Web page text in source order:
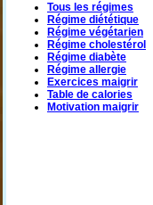
Tous les régimes
Régime diététique
Régime végétarien
Régime cholestérol
Régime diabète
Régime allergie
Exercices maigrir
Table de calories
Motivation maigrir